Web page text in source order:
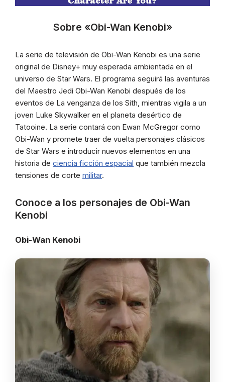
Sobre «Obi-Wan Kenobi»
La serie de televisión de Obi-Wan Kenobi es una serie
original de Disney+ muy esperada ambientada en el
universo de Star Wars. El programa seguirá las aventuras
del Maestro Jedi Obi-Wan Kenobi después de los
eventos de La venganza de los Sith, mientras vigila a un
joven Luke Skywalker en el planeta desértico de
Tatooine. La serie contará con Ewan McGregor como
Obi-Wan y promete traer de vuelta personajes clásicos
de Star Wars e introducir nuevos elementos en una
historia de ciencia ficción espacial que también mezcla
tensiones de corte militar.
Conoce a los personajes de Obi-Wan
Kenobi
Obi-Wan Kenobi